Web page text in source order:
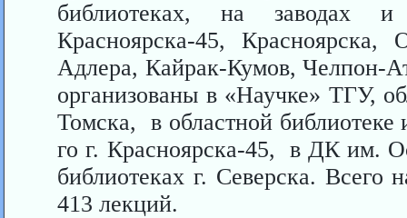
библиотеках, на заводах
Красноярска-45, Красноярска,
Адлера, Кайрак-Кумов, Челпон-
организованы в «Научке» ТГУ,
Томска, в областной
го г. Красноярска-45, в ДК им.
библиотеках г. Северска. Всего
413 лекций.